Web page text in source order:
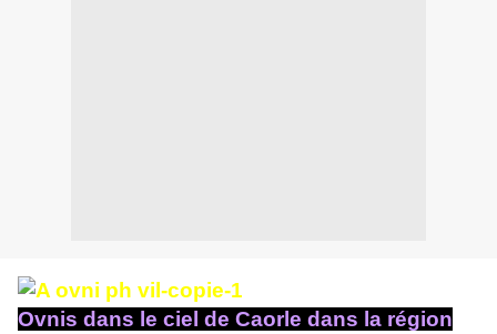
Ovnis dans le ciel de Caorle dans la région